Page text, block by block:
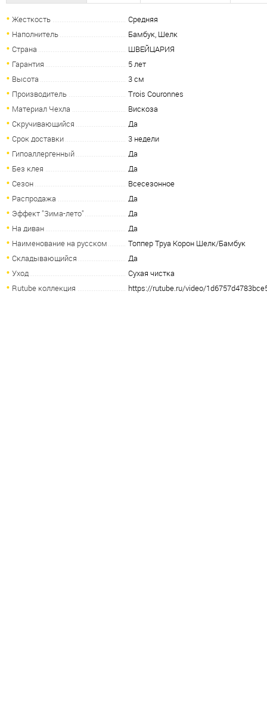
Жесткость
Средняя
Наполнитель
Бамбук, Шелк
Страна
ШВЕЙЦАРИЯ
Гарантия
5 лет
Высота
3 см
Производитель
Trois Couronnes
Материал Чехла
Вискоза
Скручивающийся
Да
Срок доставки
3 недели
Гипоаллергенный
Да
Без клея
Да
Сезон
Всесезонное
Распродажа
Да
Эффект "Зима-лето"
Да
На диван
Да
Наименование на русском
Топпер Труа Корон Шелк/Бамбук
Складывающийся
Да
Уход
Сухая чистка
Rutube коллекция
https://rutube.ru/video/